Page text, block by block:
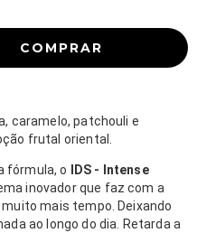
caramelo, patchouli e
frutal oriental.
fórmula, o
IDS - Intense
inovador que faz com a
mais tempo. Deixando
ao longo do dia. Retarda a